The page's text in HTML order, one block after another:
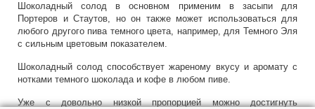
Шоколадный солод в основном применим в засыпи для
Портеров и Стаутов, но он также может использоваться для
любого другого пива темного цвета, например, для Темного Эля
с сильным цветовым показателем.
Шоколадный солод способствует жареному вкусу и аромату с
нотками темного шоколада и кофе в любом пиве.
Уже с довольно низкой пропорцией можно достигнуть